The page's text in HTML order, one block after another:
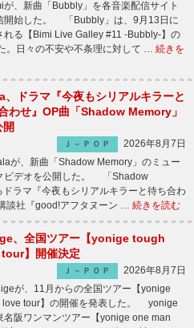
、新曲「Bubbly」を各音楽配信サイト
開始した。 「Bubbly」は、9月13日に
れる【Bimi Live Galley #11 -Bubbly-】の
。日々の不安や不条理に対して … 続きを
、ドラマ『今夜もシリアルキラーと
わせ』OP曲「Shadow Memory」
開
Ｊ－ＰＯＰ
2026年8月7日
が、新曲「Shadow Memory」のミュー
ビデオを公開した。 「Shadow
ラマ『今夜もシリアルキラーと待ち合わ
談社『good!アフタヌーン … 続きを読む
、全国ツアー【yonige tough
】開催決定
Ｊ－ＰＯＰ
2026年8月7日
が、11月からの全国ツアー【yonige
love tour】の開催を発表した。 yonige
名阪ワンマンツアー【yonige one man